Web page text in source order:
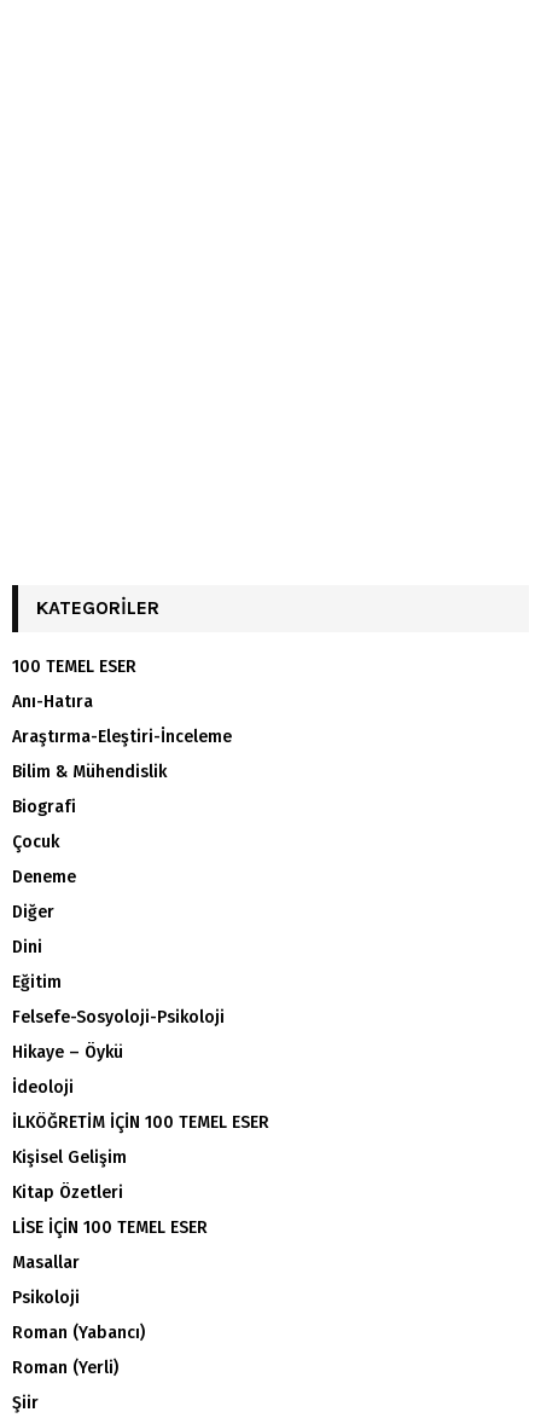
KATEGORILER
100 TEMEL ESER
Anı-Hatıra
Araştırma-Eleştiri-İnceleme
Bilim & Mühendislik
Biografi
Çocuk
Deneme
Diğer
Dini
Eğitim
Felsefe-Sosyoloji-Psikoloji
Hikaye – Öykü
İdeoloji
İLKÖĞRETİM İÇİN 100 TEMEL ESER
Kişisel Gelişim
Kitap Özetleri
LİSE İÇİN 100 TEMEL ESER
Masallar
Psikoloji
Roman (Yabancı)
Roman (Yerli)
Şiir